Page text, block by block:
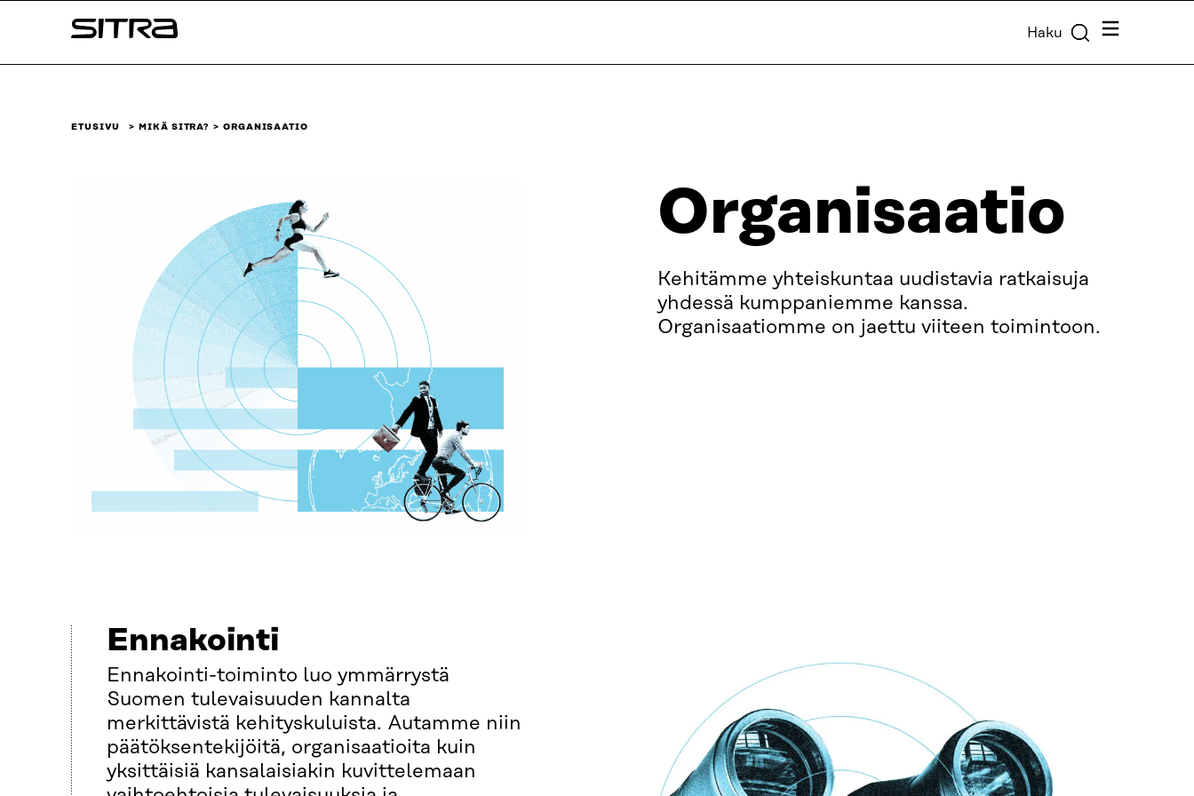
sisältöön
Sitra Haku Valikko
ETUSIVU MIKÄ SITRA? ORGANISAATIO
Organisaatio
Kehitämme yhteiskuntaa uudistavia ratkaisuja
yhdessä kumppaniemme kanssa.
Organisaatiomme on jaettu viiteen toimintoon.
Ennakointi
Ennakointi-toiminto luo ymmärrystä
Suomen tulevaisuuden kannalta
merkittävistä kehityskuluista. Autamme niin
päätöksentekijöitä, organisaatioita kuin
yksittäisiä kansalaisiakin kuvittelemaan